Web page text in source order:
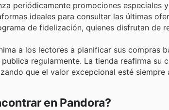
periódicamente promociones
ideales para consultar las últimas
de fidelización, quienes disfrutan de
a los lectores a planificar sus compras
regularmente. La tienda reafirma
que el valor excepcional esté siempre
en Pandora?